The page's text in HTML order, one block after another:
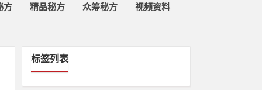
方 精品秘方 众筹秘方 视频资料
标签列表